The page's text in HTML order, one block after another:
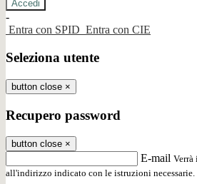
-
Entra con SPID Entra con CIE
Seleziona utente
button close ×
Recupero password
button close ×
E-mail Verrà
all'indirizzo indicato con le istruzioni necessarie.